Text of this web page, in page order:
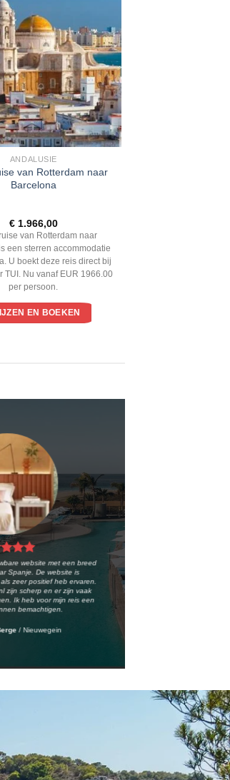
ANDALUSIE
van Rotterdam naar
Barcelona
€1.966,00
van Rotterdam naar
een sterren accommodatie
U boekt deze reis direct bij
TUI. Nu vanaf EUR 1966.00
per persoon.
EN BOEKEN
website met een breed
Spanje. De website is
zeer positief heb ervaren.
zijn scherp en er zijn vaak
Ik heb voor mijn reis een
bemachtigen.
/ Nieuwegein